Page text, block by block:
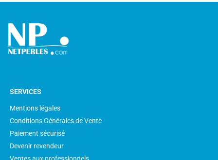
SERVICES
Mentions légales
Conditions Générales de Vente
Paiement sécurisé
Devenir revendeur